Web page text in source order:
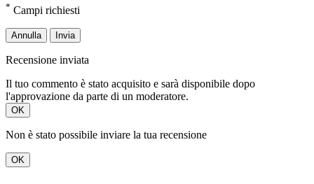
* Campi richiesti
Annulla Invia
Recensione inviata
Il tuo commento è stato acquisito e sarà disponibile dopo
l'approvazione da parte di un moderatore.
OK
Non è stato possibile inviare la tua recensione
OK